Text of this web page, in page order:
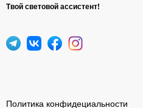
Твой световой ассистент!
Политика конфидециальности